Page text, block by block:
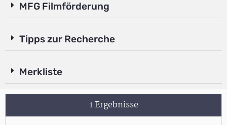
MFG Filmförderung
Tipps zur Recherche
Merkliste
1 Ergebnisse